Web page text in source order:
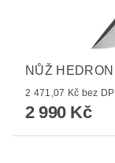
NŮŽ
2 471,07 Kč bez
2 990 Kč